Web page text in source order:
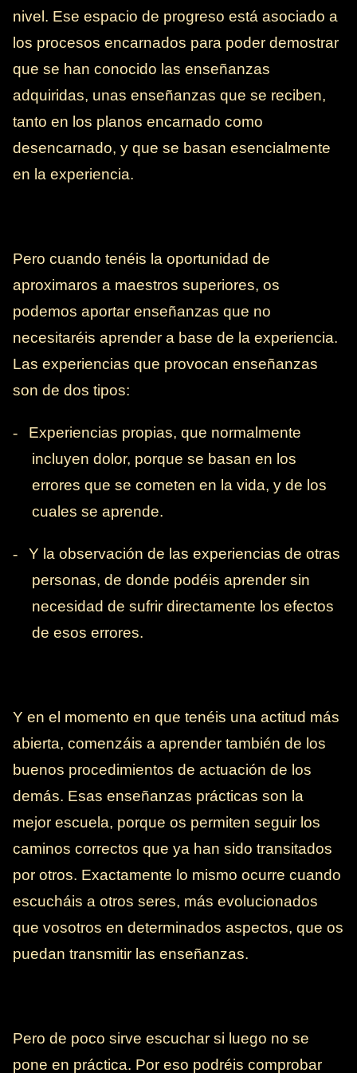
nivel. Ese espacio de progreso está asociado a
los procesos encarnados para poder demostrar
que se han conocido las enseñanzas
adquiridas, unas enseñanzas que se reciben,
tanto en los planos encarnado como
desencarnado, y que se basan esencialmente
en la experiencia.
Pero cuando tenéis la oportunidad de
aproximaros a maestros superiores, os
podemos aportar enseñanzas que no
necesitaréis aprender a base de la experiencia.
Las experiencias que provocan enseñanzas
son de dos tipos:
-
Experiencias propias, que normalmente
incluyen dolor, porque se basan en los
errores que se cometen en la vida, y de los
cuales se aprende.
-
Y la observación de las experiencias de otras
personas, de donde podéis aprender sin
necesidad de sufrir directamente los efectos
de esos errores.
Y en el momento en que tenéis una actitud más
abierta, comenzáis a aprender también de los
buenos procedimientos de actuación de los
demás. Esas enseñanzas prácticas son la
mejor escuela, porque os permiten seguir los
caminos correctos que ya han sido transitados
por otros. Exactamente lo mismo ocurre cuando
escucháis a otros seres, más evolucionados
que vosotros en determinados aspectos, que os
puedan transmitir las enseñanzas.
Pero de poco sirve escuchar si luego no se
pone en práctica. Por eso podréis comprobar